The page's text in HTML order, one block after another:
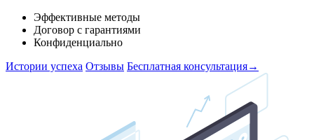
Эффективные методы
Договор с гарантиями
Конфиденциально
Истории успеха Отзывы Бесплатная консультация→